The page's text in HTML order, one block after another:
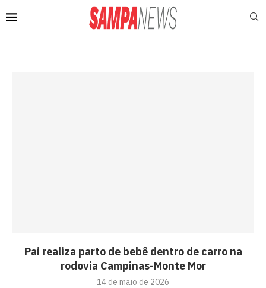
Pai realiza parto de bebê dentro de carro na
rodovia Campinas-Monte Mor
14 de maio de 2026